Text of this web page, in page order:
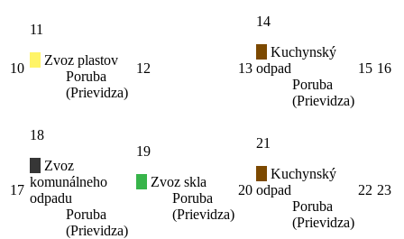
10
11
Zvoz plastov
Poruba
(Prievidza)
12 13
14
Kuchynský
odpad
Poruba
(Prievidza)
15 16
17
18
Zvoz
komunálneho
odpadu
Poruba
(Prievidza)
19
Zvoz skla
Poruba
(Prievidza)
20
21
Kuchynský
odpad
Poruba
(Prievidza)
22 23